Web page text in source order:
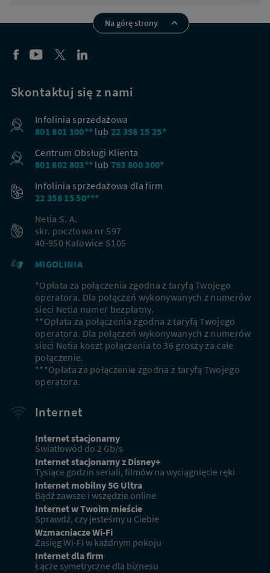
Na górę strony
Skontaktuj się z nami
Infolinia sprzedażowa
801 801 100** lub 22 358 15 25*
Centrum Obsługi Klienta
801 802 803** lub 793 800 300*
Infolinia sprzedażowa dla firm
22 358 15 50***
Netia S. A.
skr. pocztowa nr 597
40-950 Katowice S105
MIGOLINIA
*Opłata za połączenia zgodna z taryfą Twojego
operatora. Dla połączeń wykonywanych z numerów
sieci Netia numer bezpłatny.
**Opłata za połączenia zgodna z taryfą Twojego
operatora. Dla połączeń wykonywanych z numerów
sieci Netia koszt połączenia to 36 groszy za całe
połączenie.
***Opłata za połączenie zgodna z taryfą Twojego
operatora.
Internet
Internet stacjonarny
Światłowód do 2 Gb/s
Internet stacjonarny z Disney+
Tysiące godzin seriali, filmów na wyciągnięcie ręki
Internet mobilny 5G Ultra
Bądź zawsze i wszędzie online
Internet w Twoim mieście
Sprawdź, czy jesteśmy u Ciebie
Wzmacniacze Wi-Fi
Zasięg Wi-Fi w każdnym pokoju
Internet dla firm
Łącze symetryczne dla biznesu